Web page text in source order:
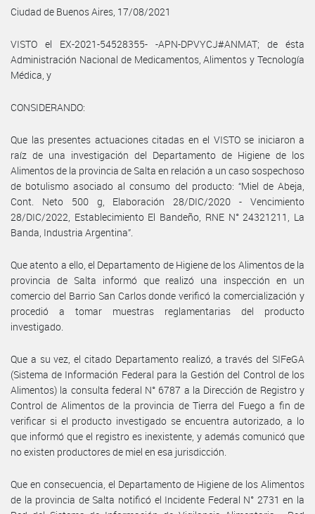
Ciudad de Buenos Aires, 17/08/2021
VISTO el EX-2021-54528355- -APN-DPVYCJ#ANMAT; de ésta
Administración Nacional de Medicamentos, Alimentos y Tecnología
Médica, y
CONSIDERANDO:
Que las presentes actuaciones citadas en el VISTO se iniciaron a
raíz de una investigación del Departamento de Higiene de los
Alimentos de la provincia de Salta en relación a un caso sospechoso
de botulismo asociado al consumo del producto: “Miel de Abeja,
Cont. Neto 500 g, Elaboración 28/DIC/2020 - Vencimiento
28/DIC/2022, Establecimiento El Bandeño, RNE N° 24321211, La
Banda, Industria Argentina”.
Que atento a ello, el Departamento de Higiene de los Alimentos de la
provincia de Salta informó que realizó una inspección en un
comercio del Barrio San Carlos donde verificó la comercialización y
procedió a tomar muestras reglamentarias del producto
investigado.
Que a su vez, el citado Departamento realizó, a través del SIFeGA
(Sistema de Información Federal para la Gestión del Control de los
Alimentos) la consulta federal N° 6787 a la Dirección de Registro y
Control de Alimentos de la provincia de Tierra del Fuego a fin de
verificar si el producto investigado se encuentra autorizado, a lo
que informó que el registro es inexistente, y además comunicó que
no existen productores de miel en esa jurisdicción.
Que en consecuencia, el Departamento de Higiene de los Alimentos
de la provincia de Salta notificó el Incidente Federal N° 2731 en la